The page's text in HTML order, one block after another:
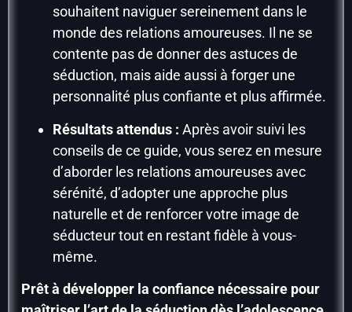
souhaitent naviguer sereinement dans le
monde des relations amoureuses. Il ne se
contente pas de donner des astuces de
séduction, mais aide aussi à forger une
personnalité plus confiante et plus affirmée.
Résultats attendus : Après avoir suivi les
conseils de ce guide, vous serez en mesure
d’aborder les relations amoureuses avec
sérénité, d’adopter une approche plus
naturelle et de renforcer votre image de
séducteur tout en restant fidèle à vous-
même.
Prêt à développer la confiance nécessaire pour